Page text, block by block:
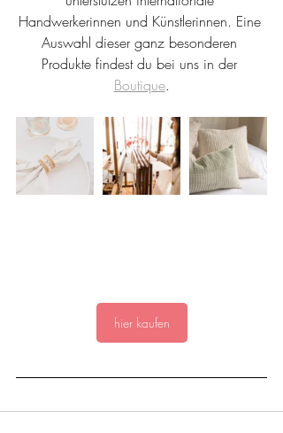
Handwerkerinnen und Künstlerinnen. Eine
Auswahl dieser ganz besonderen
Produkte findest du bei uns in der
Boutique.
hier kaufen